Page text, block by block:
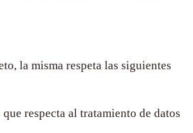
la misma respeta las siguientes
respecta al tratamiento de datos